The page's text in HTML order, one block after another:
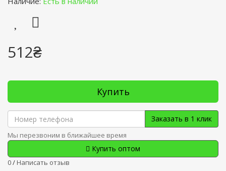
512₴
Купить
Заказать в 1 клик
Мы перезвоним в ближайшее время
Купить оптом
0/ Написать отзыв